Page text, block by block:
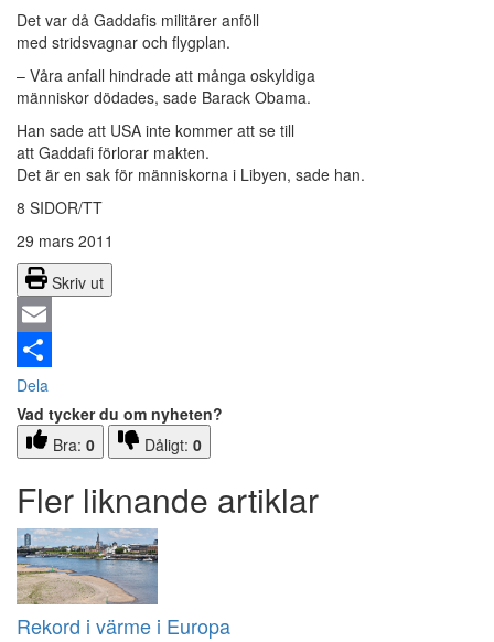
Det var då Gaddafis militärer anföll
med stridsvagnar och flygplan.
– Våra anfall hindrade att många oskyldiga
människor dödades, sade Barack Obama.
Han sade att USA inte kommer att se till
att Gaddafi förlorar makten.
Det är en sak för människorna i Libyen, sade han.
8 SIDOR/TT
29 mars 2011
Skriv ut
Email
Dela
Vad tycker du om nyheten?
Bra: 0 Dåligt: 0
Fler liknande artiklar
Rekord i värme i Europa